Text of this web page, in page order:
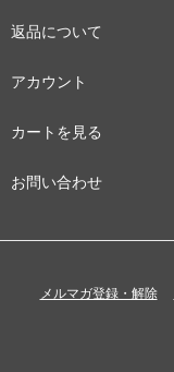
返品について
アカウント
カートを見る
お問い合わせ
メルマガ登録・解除